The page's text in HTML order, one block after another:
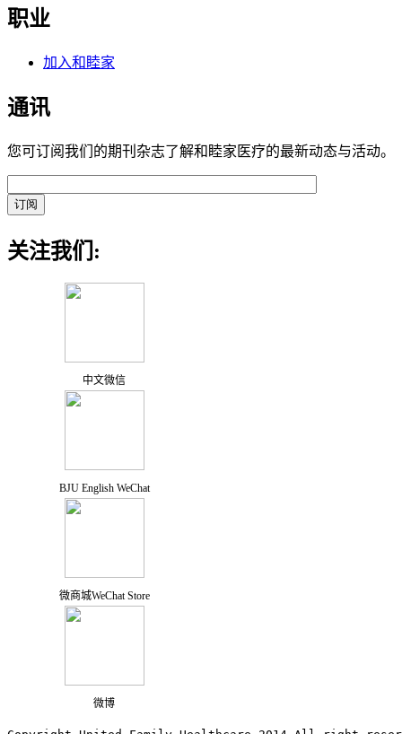
职业
加入和睦家
通讯
您可订阅我们的期刊杂志了解和睦家医疗的最新动态与活动。
关注我们:
中文微信
BJU English WeChat
微商城WeChat Store
微博